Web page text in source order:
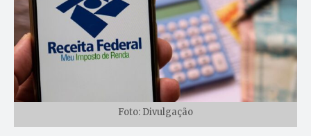
Foto: Divulgação